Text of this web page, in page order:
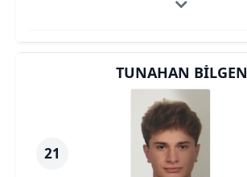
21
TUNAHAN BILGEN